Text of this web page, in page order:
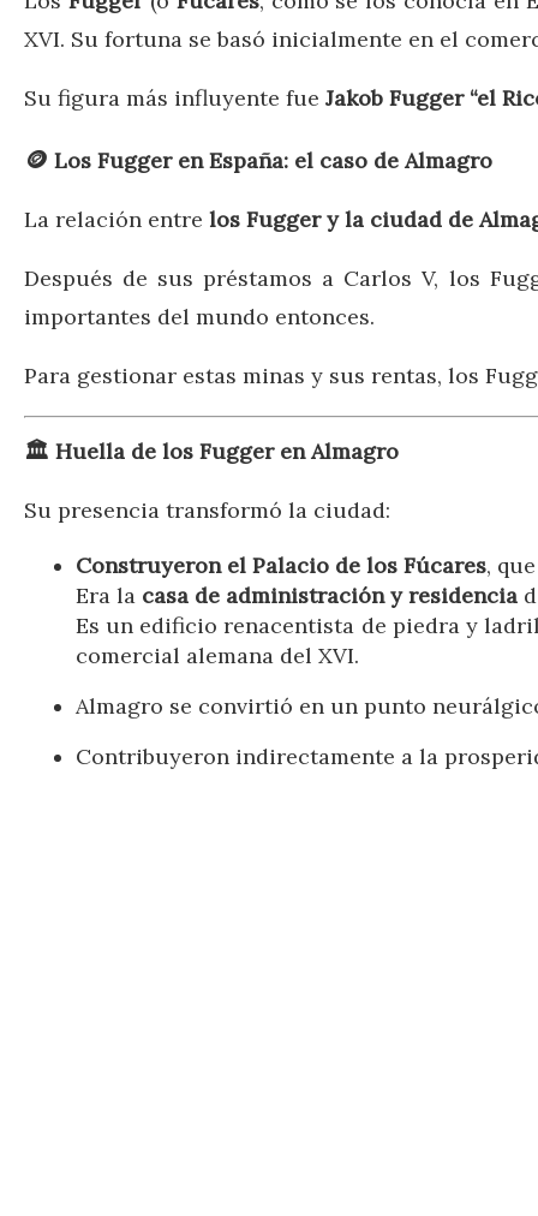
XVI. Su fortuna se basó inicialmente en el
Su figura más influyente fue Jakob Fugger “el
🪙 Los Fugger en España: el caso de Almagro
La relación entre los Fugger y la ciudad de
Después de sus préstamos a Carlos V, los
importantes del mundo entonces.
Para gestionar estas minas y sus rentas, los
🏛️ Huella de los Fugger en Almagro
Su presencia transformó la ciudad:
Construyeron el Palacio de los Fúcares,
Era la casa de administración y residencia
Es un edificio renacentista de piedra y
comercial alemana del XVI.
Almagro se convirtió en un punto
Contribuyeron indirectamente a la